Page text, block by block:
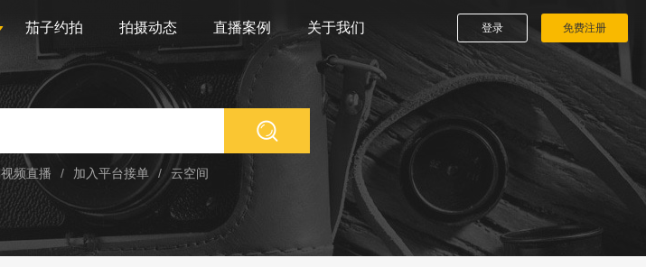
茄子约拍 拍摄动态 直播案例 关于我们 登录 免费注册
视频直播 / 加入平台接单 / 云空间